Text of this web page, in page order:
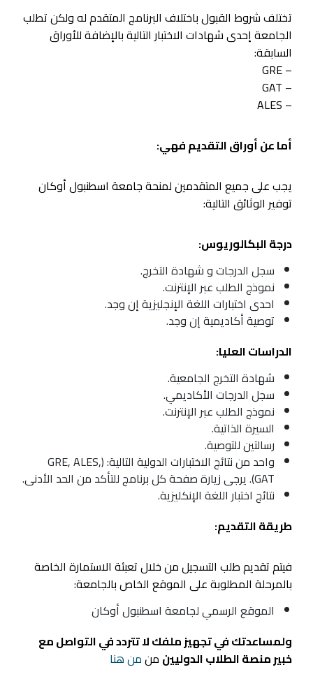
تختلف شروط القبول باختلاف البرنامج المتقدم له ولكن تطلب
الجامعة إحدى شهادات الاختبار التالية بالإضافة للأوراق
السابقة:
– GRE
– GAT
– ALES
أما عن أوراق التقديم فهي:
يجب على جميع المتقدمين لمنحة جامعة اسطنبول أوكان
توفير الوثائق التالية:
درجة البكالوريوس:
سجل الدرجات و شهادة التخرج.
نموذج الطلب عبر الإنترنت.
احدى اختبارات اللغة الإنجليزية إن وجد.
توصية أكاديمية إن وجد.
الدراسات العليا:
شهادة التخرج الجامعية.
سجل الدرجات الأكاديمي.
نموذج الطلب عبر الإنترنت.
السيرة الذاتية.
رسالتين للتوصية.
واحد من نتائج الاختبارات الدولية التالية: (GRE, ALES,
GAT). يرجى زيارة صفحة كل برنامج للتأكد من الحد الأدنى.
نتائج اختبار اللغة الإنكليزية.
طريقة التقديم:
فيتم تقديم طلب التسجيل من خلال تعبئة الاستمارة الخاصة
بالمرحلة المطلوبة على الموقع الخاص بالجامعة:
الموقع الرسمي لجامعة اسطنبول أوكان
ولمساعدتك في تجهيز ملفك لا تتردد في التواصل مع
خبير منصة الطلاب الدوليين منمن هنا